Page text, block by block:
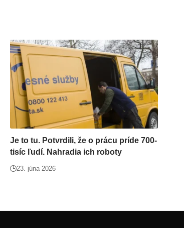
Je to tu. Potvrdili, že o prácu príde 700-
tisíc ľudí. Nahradia ich roboty
23. júna 2026